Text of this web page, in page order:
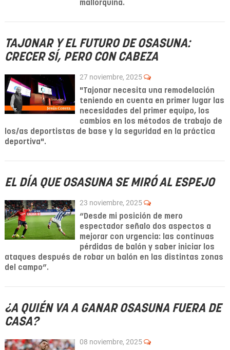
mallorquina.
TAJONAR Y EL FUTURO DE OSASUNA:
CRECER SÍ, PERO CON CABEZA
27 noviembre, 2025
"Tajonar necesita una remodelación
teniendo en cuenta en primer lugar las
necesidades del primer equipo, los
cambios en los métodos de trabajo de
los/as deportistas de base y la seguridad en la práctica
deportiva".
EL DÍA QUE OSASUNA SE MIRÓ AL ESPEJO
23 noviembre, 2025
“Desde mi posición de mero
espectador señalo dos aspectos a
mejorar con urgencia: las continuas
pérdidas de balón y saber iniciar los
ataques después de robar un balón en las distintas zonas
del campo”.
¿A QUIÉN VA A GANAR OSASUNA FUERA DE
CASA?
08 noviembre, 2025